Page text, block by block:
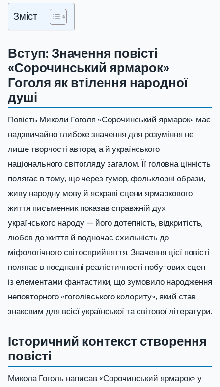
Зміст
Вступ: Значення повісті
«Сорочинський ярмарок»
Гоголя як втілення народної
душі
Повість Миколи Гоголя «Сорочинський ярмарок» має
надзвичайно глибоке значення для розуміння не
лише творчості автора, а й українського
національного світогляду загалом. Її головна цінність
полягає в тому, що через гумор, фольклорні образи,
живу народну мову й яскраві сцени ярмаркового
життя письменник показав справжній дух
українського народу — його дотепність, відкритість,
любов до життя й водночас схильність до
міфологічного світосприйняття. Значення цієї повісті
полягає в поєднанні реалістичності побутових сцен
із елементами фантастики, що зумовило народження
неповторного «гоголівського колориту», який став
знаковим для всієї української та світової літератури.
Історичний контекст створення
повісті
Микола Гоголь написав «Сорочинський ярмарок» у